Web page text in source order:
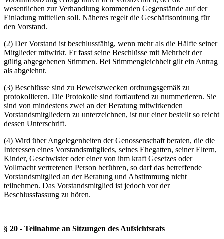
wesentlichen zur Verhandlung kommenden Gegenstände auf der
Einladung mitteilen soll. Näheres regelt die Geschäftsordnung für
den Vorstand.
(2) Der Vorstand ist beschlussfähig, wenn mehr als die Hälfte seiner
Mitglieder mitwirkt. Er fasst seine Beschlüsse mit Mehrheit der
gültig abgegebenen Stimmen. Bei Stimmengleichheit gilt ein Antrag
als abgelehnt.
(3) Beschlüsse sind zu Beweiszwecken ordnungsgemäß zu
protokollieren. Die Protokolle sind fortlaufend zu nummerieren. Sie
sind von mindestens zwei an der Beratung mitwirkenden
Vorstandsmitgliedern zu unterzeichnen, ist nur einer bestellt so reicht
dessen Unterschrift.
(4) Wird über Angelegenheiten der Genossenschaft beraten, die die
Interessen eines Vorstandsmitglieds, seines Ehegatten, seiner Eltern,
Kinder, Geschwister oder einer von ihm kraft Gesetzes oder
Vollmacht vertretenen Person berühren, so darf das betreffende
Vorstandsmitglied an der Beratung und Abstimmung nicht
teilnehmen. Das Vorstandsmitglied ist jedoch vor der
Beschlussfassung zu hören.
§ 20 - Teilnahme an Sitzungen des Aufsichtsrats